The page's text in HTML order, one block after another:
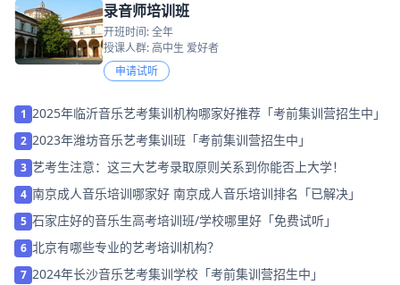
录音师培训班
开班时间: 全年
授课人群: 高中生 爱好者
申请试听
1 2025年临沂音乐艺考集训机构哪家好推荐「考前集训营招生中」
2 2023年潍坊音乐艺考集训班「考前集训营招生中」
3 艺考生注意：这三大艺考录取原则关系到你能否上大学！
4 南京成人音乐培训哪家好 南京成人音乐培训排名「已解决」
5 石家庄好的音乐生高考培训班/学校哪里好「免费试听」
6 北京有哪些专业的艺考培训机构？
7 2024年长沙音乐艺考集训学校「考前集训营招生中」